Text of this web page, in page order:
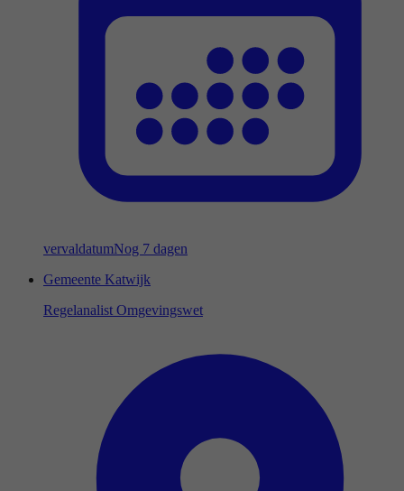
vervaldatumNog 7 dagen
Gemeente Katwijk
Regelanalist Omgevingswet